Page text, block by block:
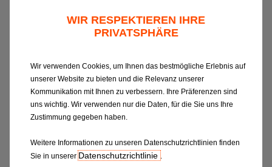
Wenn Sie Informationen zu EUROREPAR
CAR SERVICE erhalten oder von unserer
Kundenbetreuung kontaktiert werden
möchten, dann füllen Sie bitte das
Formular aus.
WIR RESPEKTIEREN IHRE
PRIVATSPHÄRE
Wir verwenden Cookies, um Ihnen das bestmögliche Erlebnis auf
unserer Website zu bieten und die Relevanz unserer
Kommunikation mit Ihnen zu verbessern. Ihre Präferenzen sind
uns wichtig. Wir verwenden nur die Daten, für die Sie uns Ihre
Zustimmung gegeben haben.
Weitere Informationen zu unseren Datenschutzrichtlinien finden
Sie in unsererDatenschutzrichtlinie .